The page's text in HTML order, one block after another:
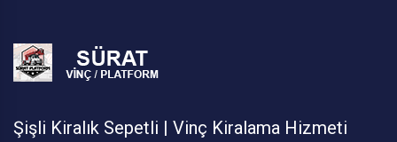
Şişli Kiralık Sepetli | Vinç Kiralama Hizmeti